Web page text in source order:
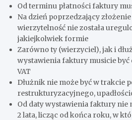
Od terminu płatności faktury
Na dzień poprzedzający
wierzytelność nie została
jakiejkolwiek formie
Zarówno ty (wierzyciel), jak i
wystawienia faktury musicie
VAT
Dłużnik nie może być w trakcie
restrukturyzacyjnego,
Od daty wystawienia faktury nie
2 lata, licząc od końca roku, w